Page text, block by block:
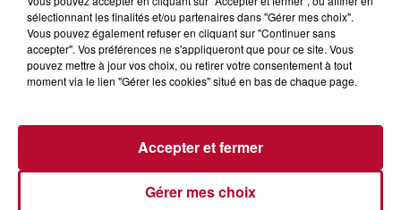
4 août 2026
HÉRAULT, PYRÉNÉES-ORIENTALES : TROIS
SPOTS DE SNORKELING À EXPLORER...
complexes pour observer la vie sous-marine. Cet été, un
masque, un tuba et une paire de palmes...
sélectionnant les finalités et/ou partenaires dans "Gérer mes choix".
Vous pouvez également refuser en cliquant sur "Continuer sans
accepter". Vos préférences ne s'appliqueront que pour ce site. Vous
pouvez mettre à jour vos choix, ou retirer votre consentement à tout
moment via le lien "Gérer les cookies" situé en bas de chaque page.
Gérer mes choix
Accepter et fermer